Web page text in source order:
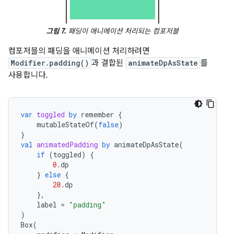
그림 7. 패딩이 애니메이션 처리되는 컴포저블
컴포저블의 패딩을 애니메이션 처리하려면
Modifier.padding() 과 결합된 animateDpAsState 를
사용합니다.
var toggled by remember {
mutableStateOf(false)
}
val animatedPadding by animateDpAsState(
if (toggled)
{
0.dp
} else {
20.dp
},
label = "padding"
)
Box(